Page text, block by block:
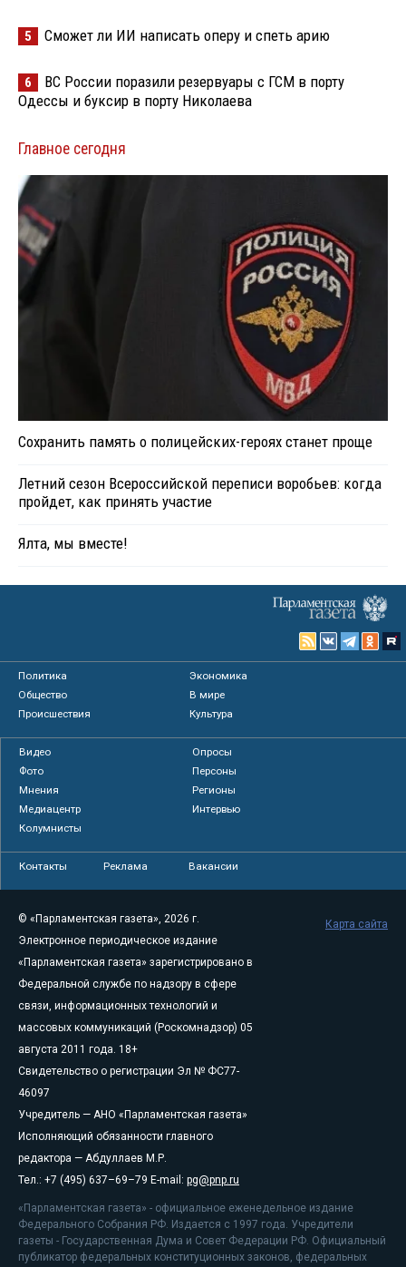
5 Сможет ли ИИ написать оперу и спеть арию
6
ВС России поразили резервуары с ГСМ в порту
Одессы и буксир в порту Николаева
Главное сегодня
Сохранить память о полицейских-героях станет проще
Летний сезон Всероссийской переписи воробьев: когда
пройдет, как принять участие
Ялта, мы вместе!
Политика
Экономика
Общество
В мире
Происшествия
Культура
Видео
Опросы
Фото
Персоны
Мнения
Регионы
Медиацентр
Интервью
Колумнисты
Контакты Реклама Вакансии
© «Парламентская газета», 2026 г.
Электронное периодическое издание
«Парламентская газета» зарегистрировано в
Федеральной службе по надзору в сфере
связи, информационных технологий и
массовых коммуникаций (Роскомнадзор) 05
августа 2011 года. 18+
Свидетельство о регистрации Эл № ФС77-
46097
Учредитель — АНО «Парламентская газета»
Исполняющий обязанности главного
редактора — Абдуллаев М.Р.
Тел.: +7 (495) 637–69–79 E-mail: pg@pnp.ru
«Парламентская газета» - официальное еженедельное издание
Федерального Собрания РФ. Издается с 1997 года. Учредители
газеты - Государственная Дума и Совет Федерации РФ. Официальный
публикатор федеральных конституционных законов, федеральных
Карта сайта